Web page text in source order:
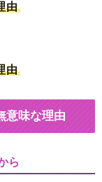
由
由
意味な理由
ら